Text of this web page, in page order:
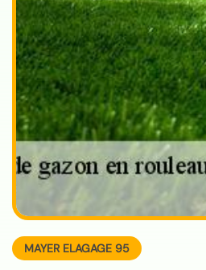
MAYER ELAGAGE 95